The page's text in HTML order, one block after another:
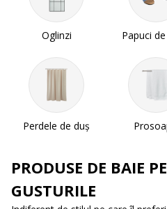
Oglinzi Papuci
Perdele de duș
PRODUSE DE BAIE
GUSTURILE